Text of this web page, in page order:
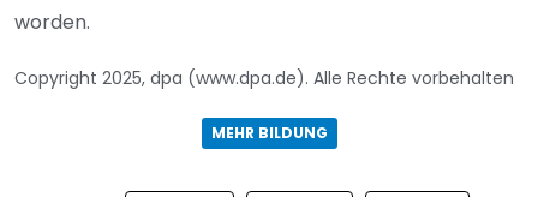
worden.
Copyright 2025, dpa (www.dpa.de). Alle Rechte vorbehalten
MEHR BILDUNG